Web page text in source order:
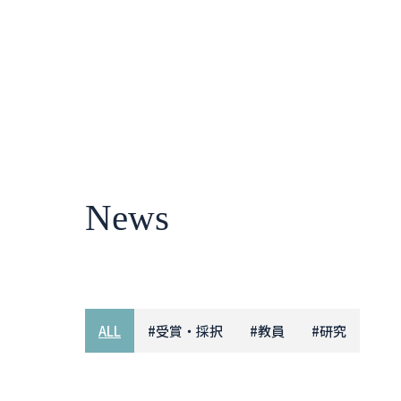
News
ALL #受賞・採択 #教員 #研究